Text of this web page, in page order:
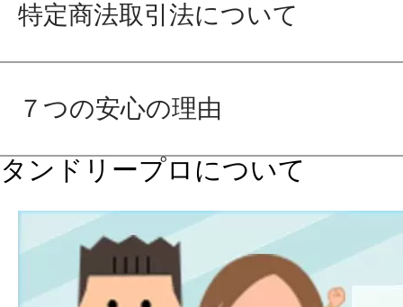
特定商法取引法について
７つの安心の理由
タンドリープロについて